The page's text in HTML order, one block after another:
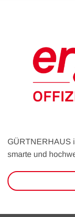
GÜRTNERHAUS
smarte und